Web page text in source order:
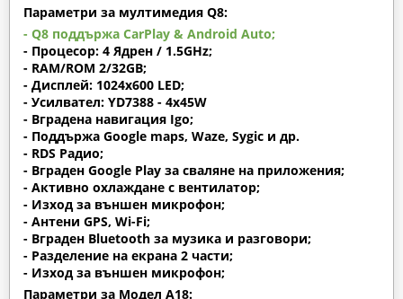
Параметри за мултимедия Q8:
- Q8 поддържа CarPlay & Android Auto;
- Процесор: 4 Ядрен / 1.5GHz;
- RAM/ROM 2/32GB;
- Дисплей: 1024х600 LED;
- Усилвател: YD7388 - 4x45W
- Вградена навигация Igo;
- Поддържа Google maps, Waze, Sygic и др.
- RDS Радио;
- Вграден Google Play за сваляне на приложения;
- Активно охлаждане с вентилатор;
- Изход за външен микрофон;
- Антени GPS, Wi-Fi;
- Вграден Bluetooth за музика и разговори;
- Разделение на екрана 2 части;
- Изход за външен микрофон;
Параметри за Модел A18: